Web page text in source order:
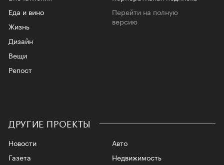
Еда и вино
Жизнь
Дизайн
Вещи
Репост
Перейти на полную
версию
ДРУГИЕ ПРОЕКТЫ
Новости
Газета
Авто
Недвижимость